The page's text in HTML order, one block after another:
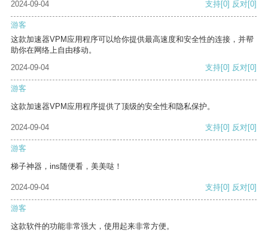
2024-09-04 支持[0] 反对[0]
游客
这款加速器VPM应用程序可以给你提供最高速度和安全性的连接，并帮
助你在网络上自由移动。
2024-09-04
支持[0] 反对[0]
游客
这款加速器VPM应用程序提供了顶级的安全性和隐私保护。
2024-09-04 支持[0] 反对[0]
游客
梯子神器，ins随便看，美美哒！
2024-09-04 支持[0] 反对[0]
游客
这款软件的功能非常强大，使用起来非常方便。